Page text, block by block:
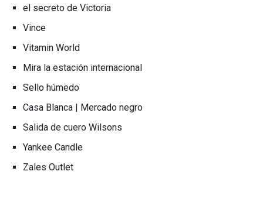
el secreto de Victoria
Vince
Vitamin World
Mira la estación internacional
Sello húmedo
Casa Blanca | Mercado negro
Salida de cuero Wilsons
Yankee Candle
Zales Outlet